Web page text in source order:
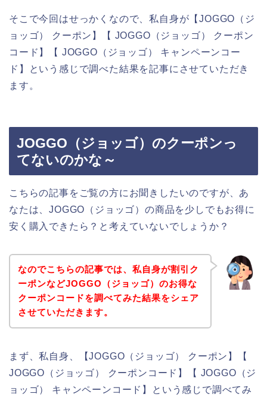
そこで今回はせっかくなので、私自身が【JOGGO（ジ
ョッゴ） クーポン】【 JOGGO（ジョッゴ） クーポン
コード】【 JOGGO（ジョッゴ） キャンペーンコー
ド】という感じで調べた結果を記事にさせていただき
ます。
JOGGO（ジョッゴ）のクーポンっ
てないのかな～
こちらの記事をご覧の方にお聞きしたいのですが、あ
なたは、JOGGO（ジョッゴ）の商品を少しでもお得に
安く購入できたら？と考えていないでしょうか？
なのでこちらの記事では、私自身が割引ク
ーポンなどJOGGO（ジョッゴ）のお得な
クーポンコードを調べてみた結果をシェア
させていただきます。
まず、私自身、【JOGGO（ジョッゴ） クーポン】【
JOGGO（ジョッゴ） クーポンコード】【 JOGGO（ジ
ョッゴ） キャンペーンコード】という感じで調べてみ